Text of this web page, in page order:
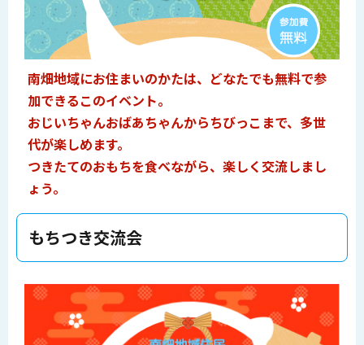
南畑地域にお住まいのかたは、どなたでも無料で参
加できるこのイベント。
おじいちゃんおばあちゃんからちびっこまで、多世
代が楽しめます。
つきたてのおもちを食べながら、楽しく交流しまし
ょう。
もちつき交流会